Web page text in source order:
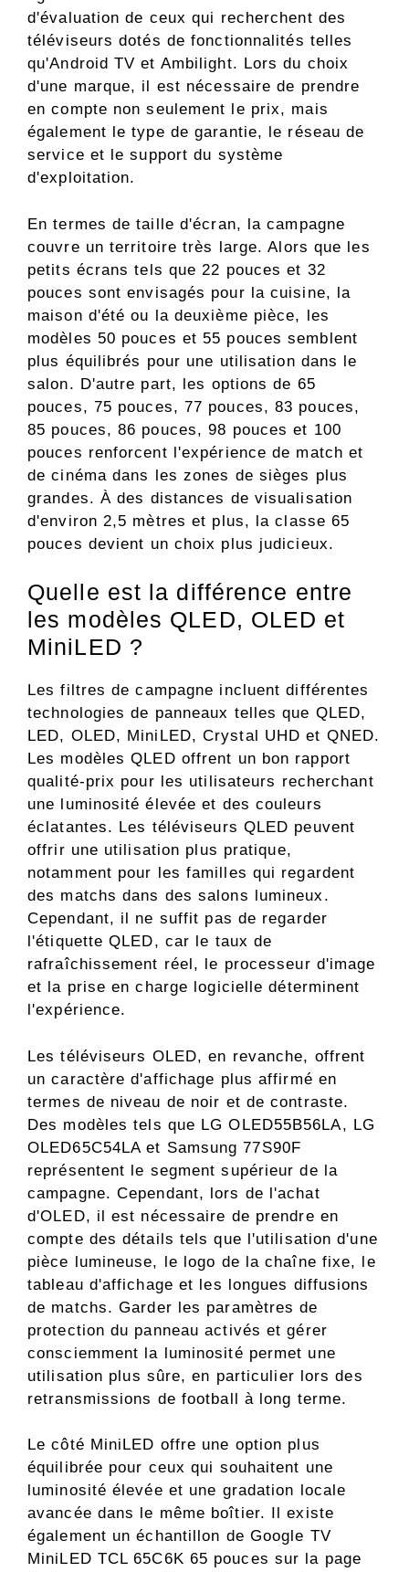
d'évaluation de ceux qui recherchent des
téléviseurs dotés de fonctionnalités telles
qu'Android TV et Ambilight. Lors du choix
d'une marque, il est nécessaire de prendre
en compte non seulement le prix, mais
également le type de garantie, le réseau de
service et le support du système
d'exploitation.
En termes de taille d'écran, la campagne
couvre un territoire très large. Alors que les
petits écrans tels que 22 pouces et 32 ​​
pouces sont envisagés pour la cuisine, la
maison d'été ou la deuxième pièce, les
modèles 50 pouces et 55 pouces semblent
plus équilibrés pour une utilisation dans le
salon. D'autre part, les options de 65
pouces, 75 pouces, 77 pouces, 83 pouces,
85 pouces, 86 pouces, 98 pouces et 100
pouces renforcent l'expérience de match et
de cinéma dans les zones de sièges plus
grandes. À des distances de visualisation
d'environ 2,5 mètres et plus, la classe 65
pouces devient un choix plus judicieux.
Quelle est la différence entre
les modèles QLED, OLED et
MiniLED ?
Les filtres de campagne incluent différentes
technologies de panneaux telles que QLED,
LED, OLED, MiniLED, Crystal UHD et QNED.
Les modèles QLED offrent un bon rapport
qualité-prix pour les utilisateurs recherchant
une luminosité élevée et des couleurs
éclatantes. Les téléviseurs QLED peuvent
offrir une utilisation plus pratique,
notamment pour les familles qui regardent
des matchs dans des salons lumineux.
Cependant, il ne suffit pas de regarder
l'étiquette QLED, car le taux de
rafraîchissement réel, le processeur d'image
et la prise en charge logicielle déterminent
l'expérience.
Les téléviseurs OLED, en revanche, offrent
un caractère d'affichage plus affirmé en
termes de niveau de noir et de contraste.
Des modèles tels que LG OLED55B56LA, LG
OLED65C54LA et Samsung 77S90F
représentent le segment supérieur de la
campagne. Cependant, lors de l'achat
d'OLED, il est nécessaire de prendre en
compte des détails tels que l'utilisation d'une
pièce lumineuse, le logo de la chaîne fixe, le
tableau d'affichage et les longues diffusions
de matchs. Garder les paramètres de
protection du panneau activés et gérer
consciemment la luminosité permet une
utilisation plus sûre, en particulier lors des
retransmissions de football à long terme.
Le côté MiniLED offre une option plus
équilibrée pour ceux qui souhaitent une
luminosité élevée et une gradation locale
avancée dans le même boîtier. Il existe
également un échantillon de Google TV
MiniLED TCL 65C6K 65 pouces sur la page